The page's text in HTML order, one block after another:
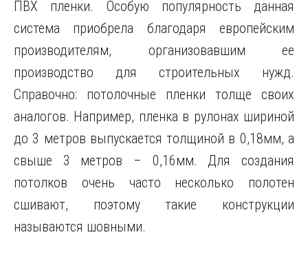
ПВХ пленки. Особую популярность данная
система приобрела благодаря европейским
производителям, организовавшим ее
производство для строительных нужд.
Справочно: потолочные пленки толще своих
аналогов. Например, пленка в рулонах шириной
до 3 метров выпускается толщиной в 0,18мм, а
свыше 3 метров – 0,16мм. Для создания
потолков очень часто несколько полотен
сшивают, поэтому такие конструкции
называются шовными.